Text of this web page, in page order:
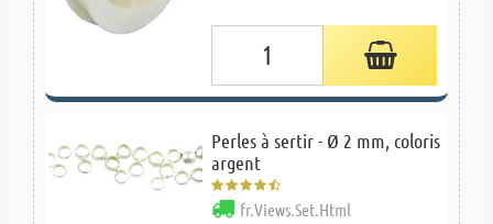
Perles à sertir - Ø 2 mm, coloris
argent
fr.Views.Set.Html